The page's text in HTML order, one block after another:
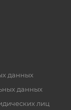
данных
данных
лиц